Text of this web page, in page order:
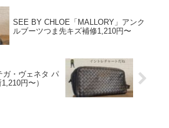
SEE BY CHLOE「MALLORY」アンク
ルブーツつま先キズ補修1,210円〜
ガ・ヴェネタ パ
円〜）